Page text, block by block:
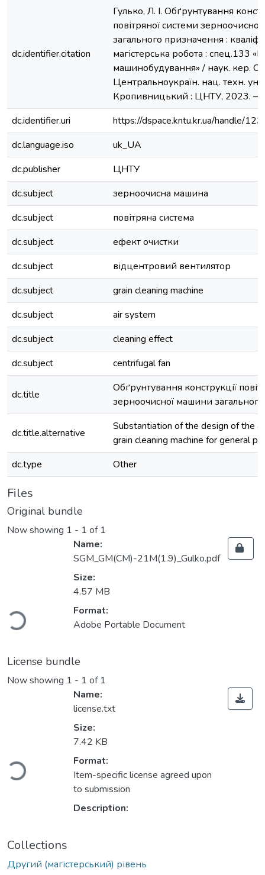
dc.identifier.citation
Гулько, Л. І. Обґрунтування
повітряної системи
загального призначення :
магістерська робота : спец.133
машинобудування» / наук. кер.
Центральноукраїн. нац. техн. ун-
Кропивницький : ЦНТУ, 2023. –
dc.identifier.uri
https://dspace.kntu.kr.ua/handle/
dc.language.iso
uk_UA
dc.publisher
ЦНТУ
dc.subject
зерноочисна машина
dc.subject
повітряна система
dc.subject
ефект очистки
dc.subject
відцентровий вентилятор
dc.subject
grain cleaning machine
dc.subject
air system
dc.subject
cleaning effect
dc.subject
centrifugal fan
dc.title
Обґрунтування конструкції
зерноочисної машини
dc.title.alternative
Substantiation of the design of the
grain cleaning machine for general
dc.type
Other
Files
Original bundle
Now showing 1 - 1 of 1
Loading...
Name:
SGM_GM(CM)-21M(1.9)_Gulko.pdf
Size:
4.57 MB
Format:
Adobe Portable Document
License bundle
Now showing 1 - 1 of 1
Loading...
Name:
license.txt
Size:
7.42 KB
Format:
Item-specific license agreed upon
to submission
Description:
Collections
Другий (магістерський) рівень